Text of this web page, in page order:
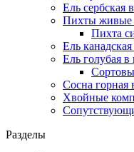
Ель сербская
Пихты живые
Пихта
Ель
Ель голубая в
Сосна горная
Хвойные
Разделы